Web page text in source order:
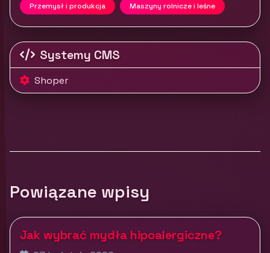
Przemysł i produkcja Maszyny rolnicze i leśne
Systemy CMS
Shoper
Powiązane wpisy
Jak wybrać mydła hipoalergiczne?